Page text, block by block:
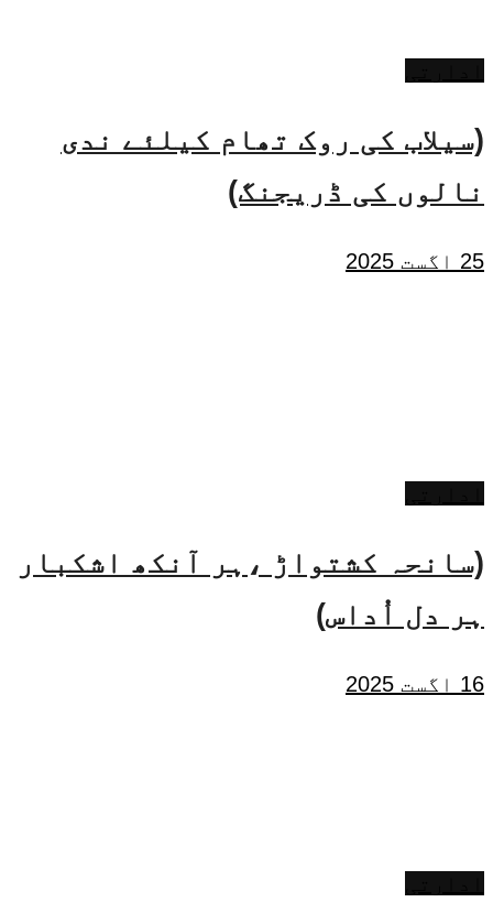
(سیلاب کی روک تھام کیلئے ندی
نالوں کی ڈریجنگ)
25 اگست 2025
(سانحہ کشتواڑ ،ہر آنکھ اشکبار
ہر دل اُداس)
16 اگست 2025